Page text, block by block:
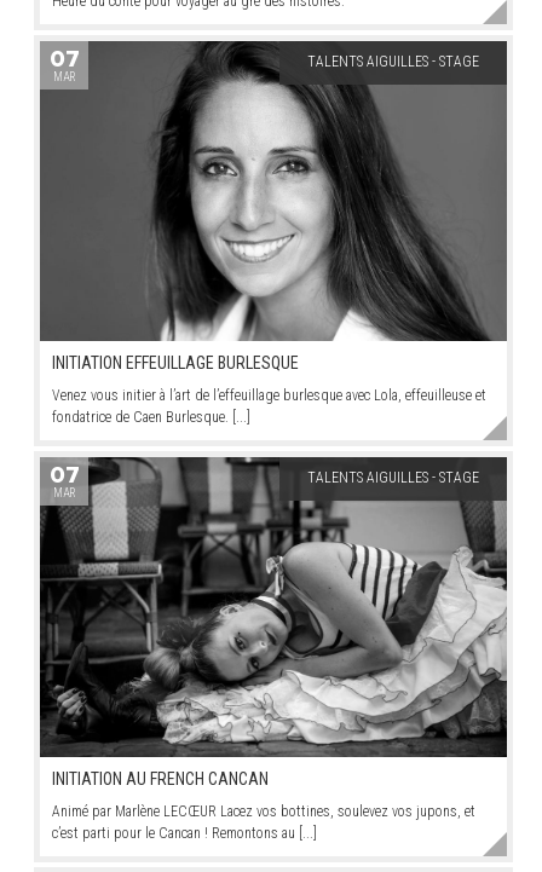
INITIATION EFFEUILLAGE BURLESQUE
Venez vous initier à l’art de l’effeuillage burlesque avec Lola, effeuilleuse et
fondatrice de Caen Burlesque. [...]
07
MAR
TALENTS AIGUILLES - STAGE
INITIATION AU FRENCH CANCAN
Animé par Marlène LECŒUR Lacez vos bottines, soulevez vos jupons, et
c’est parti pour le Cancan ! Remontons au [...]
07
MAR
TALENTS AIGUILLES - STAGE